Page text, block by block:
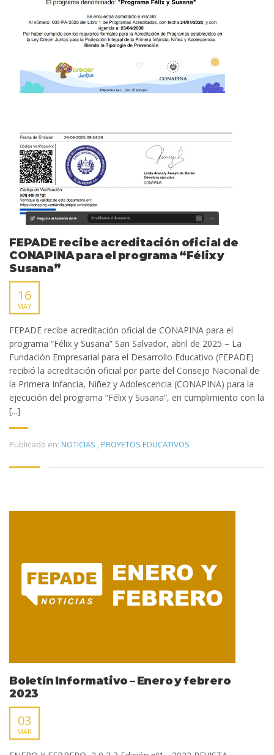
FEPADE recibe acreditación oficial de
CONAPINA para el programa “Félix y
Susana”
16
MAY
FEPADE recibe acreditación oficial de CONAPINA para el
programa “Félix y Susana” San Salvador, abril de 2025 – La
Fundación Empresarial para el Desarrollo Educativo (FEPADE)
recibió la acreditación oficial por parte del Consejo Nacional de
la Primera Infancia, Niñez y Adolescencia (CONAPINA) para la
ejecución del programa “Félix y Susana”, en cumplimiento con la
[...]
Publicado en: NOTICIAS ,PROYETOS EDUCATIVOS
Boletín Informativo – Enero y febrero
2023
03
MAR